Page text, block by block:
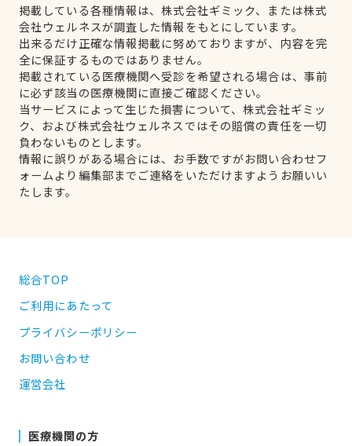
掲載している各種情報は、株式会社ギミック、または株式
会社ウェルネスが調査した情報をもとにしています。
出来るだけ正確な情報掲載に努めておりますが、内容を完
全に保証するものではありません。
掲載されている医療機関へ受診を希望される場合は、事前
に必ず該当の医療機関に直接ご確認ください。
当サービスによって生じた損害について、株式会社ギミッ
ク、および株式会社ウェルネスではその賠償の責任を一切
負わないものとします。
情報に誤りがある場合には、お手数ですがお問い合わせフ
ォームより編集部までご連絡をいただけますようお願いい
たします。
総合TOP
ご利用にあたって
プライバシーポリシー
お問い合わせ
運営会社
医療機関の方